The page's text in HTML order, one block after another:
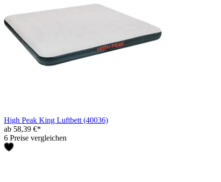
High Peak King Luftbett (40036)
ab 58,39 €*
6 Preise vergleichen